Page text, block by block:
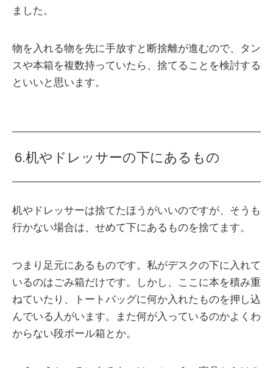
ました。
物を入れる物を先に手放すと断捨離が進むので、タン
スや本箱を複数持っていたら、捨てることを検討する
といいと思います。
6.机やドレッサーの下にあるもの
机やドレッサーは捨てたほうがいいのですが、そうも
行かない場合は、せめて下にあるものを捨てます。
つまり足元にあるものです。私がデスクの下に入れて
いるのはごみ箱だけです。しかし、ここに本を積み重
ねていたり、トートバッグに何か入れたものを押し込
んでいる人がいます。また何が入っているのかよくわ
からない段ボール箱とか。